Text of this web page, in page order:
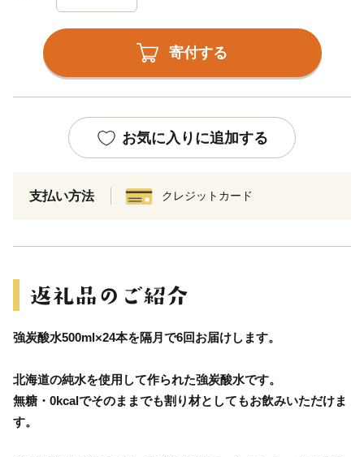
寄付する
お気に入りに追加する
支払い方法 クレジットカード
強炭酸水500ml×24本を隔月で6回お届けします。
北海道の純水を使用して作られた強炭酸水です。
無糖・0kcalでそのままでも割り材としてもお飲みいただけま
す。